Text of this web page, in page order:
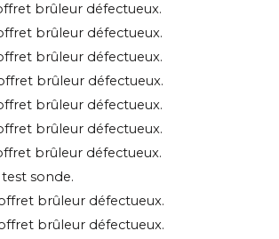
brûleur défectueux.
brûleur défectueux.
brûleur défectueux.
brûleur défectueux.
brûleur défectueux.
brûleur défectueux.
brûleur défectueux.
sonde.
brûleur défectueux.
brûleur défectueux.